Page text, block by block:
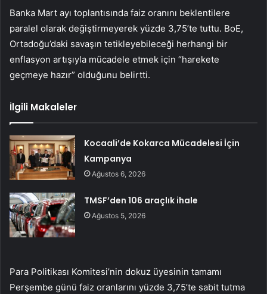
Banka Mart ayı toplantısında faiz oranını beklentilere
paralel olarak değiştirmeyerek yüzde 3,75’te tuttu. BoE,
Ortadoğu’daki savaşın tetikleyebileceği herhangi bir
enflasyon artışıyla mücadele etmek için “harekete
geçmeye hazır” olduğunu belirtti.
İlgili Makaleler
Kocaali’de Kokarca Mücadelesi İçin
Kampanya
Ağustos 6, 2026
TMSF’den 106 araçlık ihale
Ağustos 5, 2026
Para Politikası Komitesi’nin dokuz üyesinin tamamı
Perşembe günü faiz oranlarını yüzde 3,75’te sabit tutma